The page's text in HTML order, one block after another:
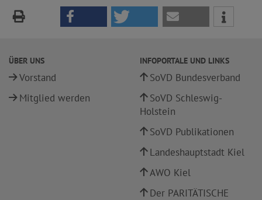
ÜBER UNS
Vorstand
Mitglied werden
INFOPORTALE UND LINKS
SoVD Bundesverband
SoVD Schleswig-
Holstein
SoVD Publikationen
Landeshauptstadt Kiel
AWO Kiel
Der PARITÄTISCHE